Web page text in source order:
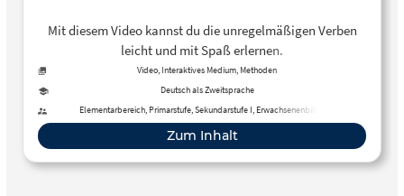
Mit diesem Video kannst du die unregelmäßigen Verben
leicht und mit Spaß erlernen.
Video, Interaktives Medium, Methoden
Deutsch als Zweitsprache
Elementarbereich, Primarstufe, Sekundarstufe I, Erwachsenenbildung
Zum Inhalt